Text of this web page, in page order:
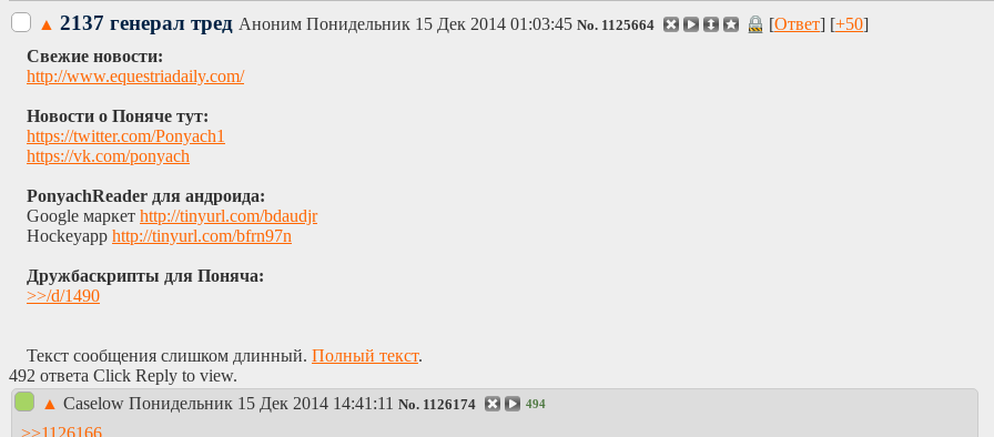
▲ 2137 генерал тред Аноним Понидельник 15 Дек 2014 01:03:45 No. 1125664 [Ответ] [+50]
Свежие новости:
http://www.equestriadaily.com/
Новости о Поняче тут:
https://twitter.com/Ponyach1
https://vk.com/ponyach
PonyachReader для андроида:
Google маркет http://tinyurl.com/bdaudjr
Hockeyapp http://tinyurl.com/bfrn97n
Дружбаскрипты для Поняча:
>>/d/1490
Текст сообщения слишком длинный. Полный текст.
492 ответа Click Reply to view.
▲ Caselow Понидельник 15 Дек 2014 14:41:11 No. 1126174 494
>>1126166